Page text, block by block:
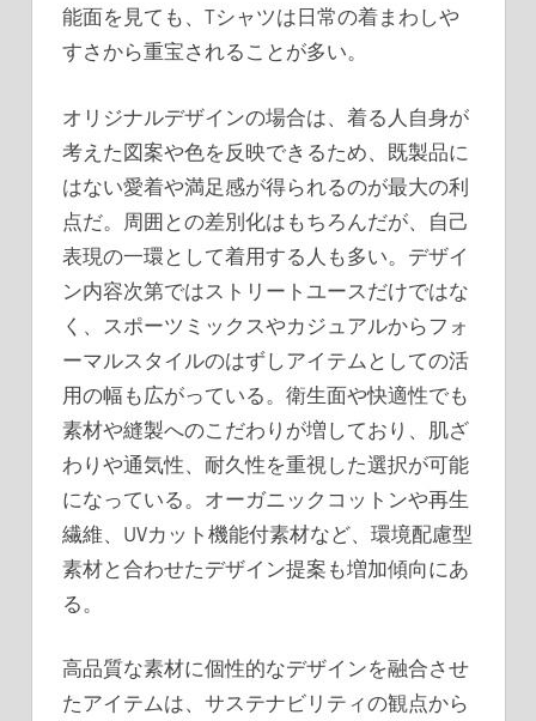
能面を見ても、Tシャツは日常の着まわしや
すさから重宝されることが多い。
オリジナルデザインの場合は、着る人自身が
考えた図案や色を反映できるため、既製品に
はない愛着や満足感が得られるのが最大の利
点だ。周囲との差別化はもちろんだが、自己
表現の一環として着用する人も多い。デザイ
ン内容次第ではストリートユースだけではな
く、スポーツミックスやカジュアルからフォ
ーマルスタイルのはずしアイテムとしての活
用の幅も広がっている。衛生面や快適性でも
素材や縫製へのこだわりが増しており、肌ざ
わりや通気性、耐久性を重視した選択が可能
になっている。オーガニックコットンや再生
繊維、UVカット機能付素材など、環境配慮型
素材と合わせたデザイン提案も増加傾向にあ
る。
高品質な素材に個性的なデザインを融合させ
たアイテムは、サステナビリティの観点から